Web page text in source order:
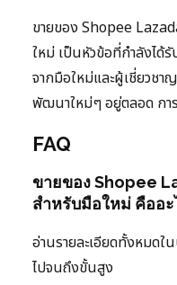
ขายของ Shopee
ใหม่ เป็นหัวข้อที่กำลังได้
จากมือใหม่และผู้เชี่ยวชา
พัฒนาใหม่ๆ อยู่ตลอด กา
FAQ
ขายของ Shopee
สำหรับมือใหม่ คืออะ
อ่านรายละเอียดทั้งหมด
ไปจนถึงขั้นสูง